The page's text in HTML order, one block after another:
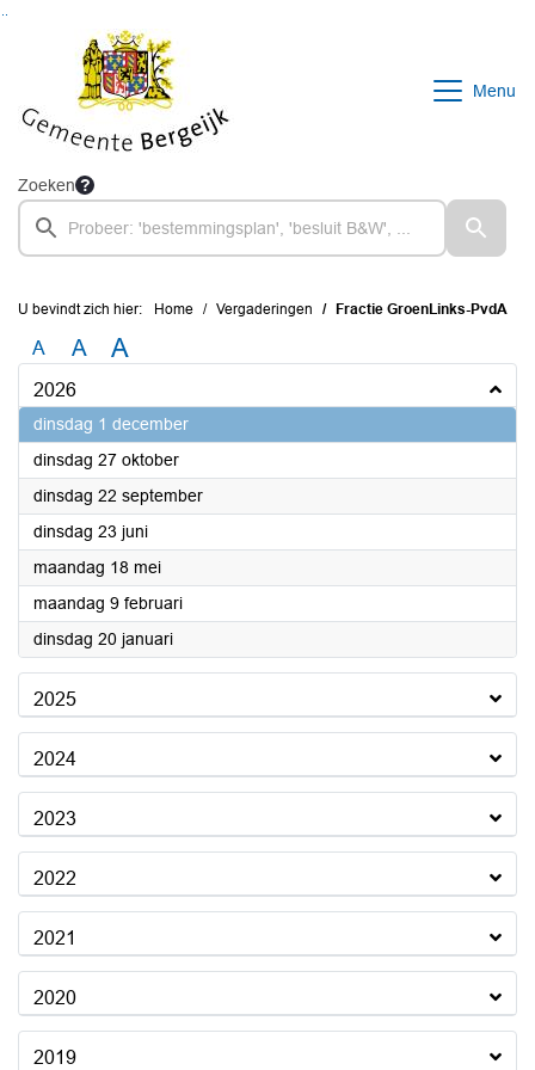
Ga naar de inhoud van deze pagina
Ga naar het zoeken
Menu
Zoeken
U bevindt zich hier: Home Vergaderingen Fractie GroenLinks-PvdA
A A A
2026
dinsdag 1 december2026
dinsdag 27 oktober2026
dinsdag 22 september2026
dinsdag 23 juni2026
maandag 18 mei2026
maandag 9 februari2026
dinsdag 20 januari2026
2025
2024
2023
2022
2021
2020
2019